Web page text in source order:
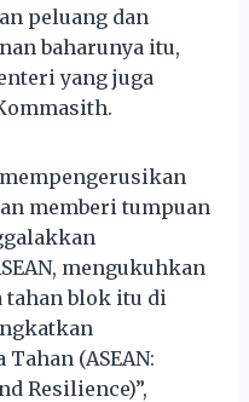
peluang dan
baharunya itu,
yang juga
memberi tumpuan
mengukuhkan
tahan blok itu di
(ASEAN:
Resilience)”,